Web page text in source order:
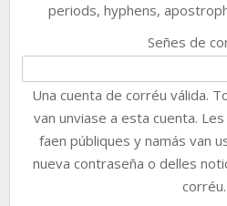
periods, hyphens,
Señes de
Una cuenta de corréu válida.
van unviase a esta cuenta.
faen públiques y namás van
nueva contraseña o delles
corréu.